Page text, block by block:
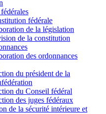
fédérale
de la législation
de la constitution
des ordonnances
du président de la
du Conseil fédéral
des juges fédéraux
de la sécurité intérieure et